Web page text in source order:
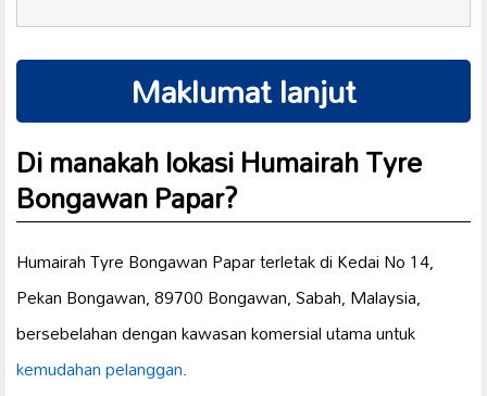
Maklumat lanjut
Di manakah lokasi Humairah Tyre
Bongawan Papar?
Humairah Tyre Bongawan Papar terletak di Kedai No 14,
Pekan Bongawan, 89700 Bongawan, Sabah, Malaysia,
bersebelahan dengan kawasan komersial utama untuk
kemudahan pelanggan.